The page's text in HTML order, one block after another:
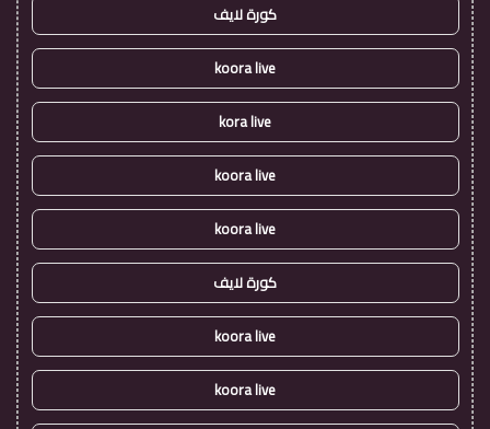
كورة لايف
koora live
kora live
koora live
koora live
كورة لايف
koora live
koora live